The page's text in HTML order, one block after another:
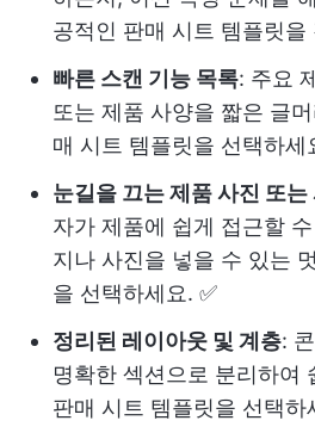
공적인 판매 시트 템플릿을
빠른 스캔 기능 목록: 주요
또는 제품 사양을 짧은 글
매 시트 템플릿을 선택하세
눈길을 끄는 제품 사진 또는
자가 제품에 쉽게 접근할
지나 사진을 넣을 수 있는
을 선택하세요. ✅
정리된 레이아웃 및 계층:
명확한 섹션으로 분리하여
판매 시트 템플릿을 선택하